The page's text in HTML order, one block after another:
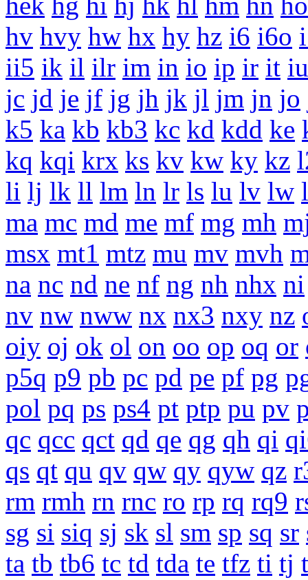
hv hvy hw hx hy hz i6 i6o
ii5 ik il ilr im in io ip ir it iu
jc jd je jf jg jh jk jl jm jn jo
k5 ka kb kb3 kc kd kdd ke
kq kqi krx ks kv kw ky kz
li lj lk ll lm ln lr ls lu lv lw
ma mc md me mf mg mh
msx mt1 mtz mu mv mvh
na nc nd ne nf ng nh nhx ni
nv nw nww nx nx3 nxy nz
oiy oj ok ol on oo op oq or
p5q p9 pb pc pd pe pf pg
pol pq ps ps4 pt ptp pu pv
qc qcc qct qd qe qg qh qi
qs qt qu qv qw qy qyw qz
rm rmh rn rnc ro rp rq rq9
sg si siq sj sk sl sm sp sq sr
ta tb tb6 tc td tda te tfz ti tj